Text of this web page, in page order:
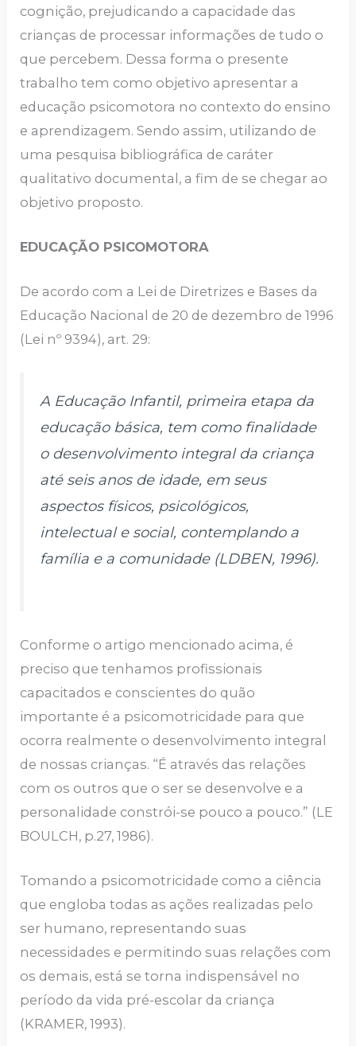
cognição, prejudicando a capacidade das
crianças de processar informações de tudo o
que percebem. Dessa forma o presente
trabalho tem como objetivo apresentar a
educação psicomotora no contexto do ensino
e aprendizagem. Sendo assim, utilizando de
uma pesquisa bibliográfica de caráter
qualitativo documental, a fim de se chegar ao
objetivo proposto.
EDUCAÇÃO PSICOMOTORA
De acordo com a Lei de Diretrizes e Bases da
Educação Nacional de 20 de dezembro de 1996
(Lei nº 9394), art. 29:
A Educação Infantil, primeira etapa da
educação básica, tem como finalidade
o desenvolvimento integral da criança
até seis anos de idade, em seus
aspectos físicos, psicológicos,
intelectual e social, contemplando a
família e a comunidade (LDBEN, 1996).
Conforme o artigo mencionado acima, é
preciso que tenhamos profissionais
capacitados e conscientes do quão
importante é a psicomotricidade para que
ocorra realmente o desenvolvimento integral
de nossas crianças. “É através das relações
com os outros que o ser se desenvolve e a
personalidade constrói-se pouco a pouco.” (LE
BOULCH, p.27, 1986).
Tomando a psicomotricidade como a ciência
que engloba todas as ações realizadas pelo
ser humano, representando suas
necessidades e permitindo suas relações com
os demais, está se torna indispensável no
período da vida pré-escolar da criança
(KRAMER, 1993).